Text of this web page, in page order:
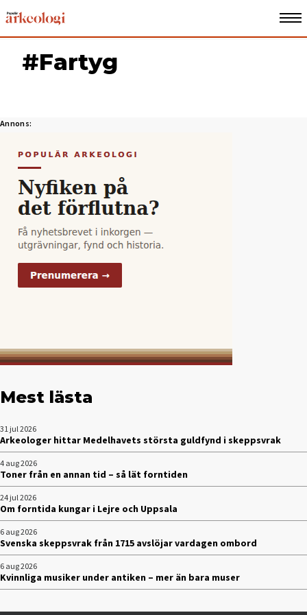
#Fartyg
Mest lästa
31 jul 2026
Arkeologer hittar Medelhavets största guldfynd i skeppsvrak
4 aug 2026
Toner från en annan tid – så lät forntiden
24 jul 2026
Om forntida kungar i Lejre och Uppsala
6 aug 2026
Svenska skeppsvrak från 1715 avslöjar vardagen ombord
6 aug 2026
Kvinnliga musiker under antiken – mer än bara muser
Annons: